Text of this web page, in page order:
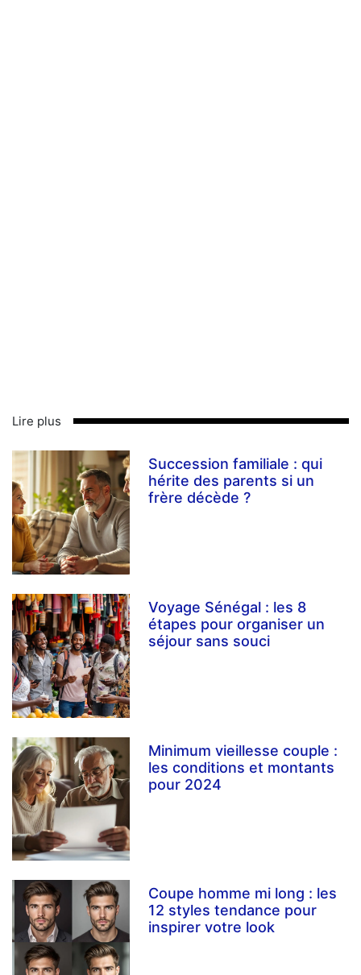
Lire plus
Succession familiale : qui
hérite des parents si un
frère décède ?
Voyage Sénégal : les 8
étapes pour organiser un
séjour sans souci
Minimum vieillesse couple :
les conditions et montants
pour 2024
Coupe homme mi long : les
12 styles tendance pour
inspirer votre look